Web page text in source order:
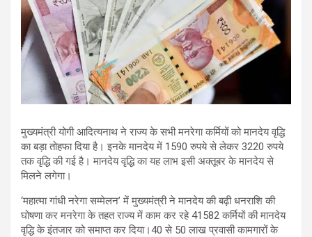
मुख्यमंत्री योगी आदित्यनाथ ने राज्य के सभी मनरेगा कर्मियों को मानदेय वृद्धि
का बड़ा तोहफा दिया है। इनके मानदेय में 1590 रुपये से लेकर 3220 रुपये
तक वृद्धि की गई है। मानदेय वृद्धि का यह लाभ इसी अक्तूबर के मानदेय से
मिलने लगेगा।
‘महात्मा गांधी नरेगा सम्मेलन’ में मुख्यमंत्री ने मानदेय की बढ़ी धनराशि की
घोषणा कर मनरेगा के तहत राज्य में काम कर रहे 41582 कर्मियों की मानदेय
वृद्धि के इंतजार को समाप्त कर दिया।40 से 50 लाख प्रवासी कामगारों के